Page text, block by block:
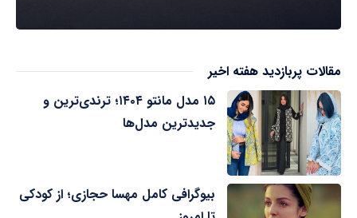
مقالات پربازدید هفته اخیر
۱۵ مدل مانتو ۱۴۰۴؛ ترندی‌ترین و
جدیدترین مدل‌ها
بیوگرافی کامل مهسا حجازی؛ از کودکی